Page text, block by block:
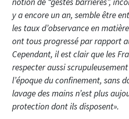
y a encore un an, semble être
les taux d’observance en
ont tous progressé par rapport
Cependant, il est clair que les
respecter aussi
l’époque du confinement, sans
lavage des mains n’est plus
protection dont ils disposent».